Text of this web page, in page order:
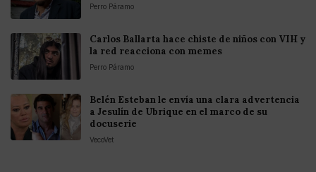
Perro Páramo
Carlos Ballarta hace chiste de niños con VIH y
la red reacciona con memes
Perro Páramo
Belén Esteban le envía una clara advertencia
a Jesulín de Ubrique en el marco de su
docuserie
VecoVet